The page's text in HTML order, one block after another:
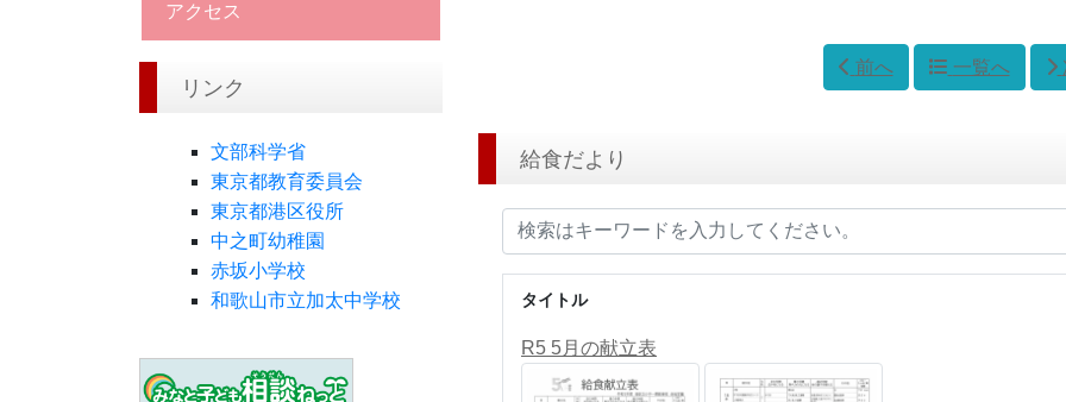
アクセス
リンク
文部科学省
東京都教育委員会
東京都港区役所
中之町幼稚園
赤坂小学校
和歌山市立加太中学校
前へ 一覧へ
給食だより
タイトル
R5 5月の献立表